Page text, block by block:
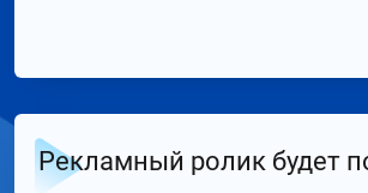
Рекламный ролик будет